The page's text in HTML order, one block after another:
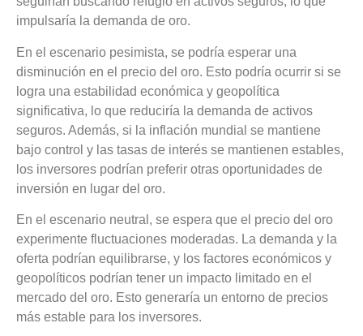
impulsaría la demanda de oro.
En el escenario pesimista, se podría esperar una
disminución en el precio del oro. Esto podría ocurrir si se
logra una estabilidad económica y geopolítica
significativa, lo que reduciría la demanda de activos
seguros. Además, si la inflación mundial se mantiene
bajo control y las tasas de interés se mantienen estables,
los inversores podrían preferir otras oportunidades de
inversión en lugar del oro.
En el escenario neutral, se espera que el precio del oro
experimente fluctuaciones moderadas. La demanda y la
oferta podrían equilibrarse, y los factores económicos y
geopolíticos podrían tener un impacto limitado en el
mercado del oro. Esto generaría un entorno de precios
más estable para los inversores.